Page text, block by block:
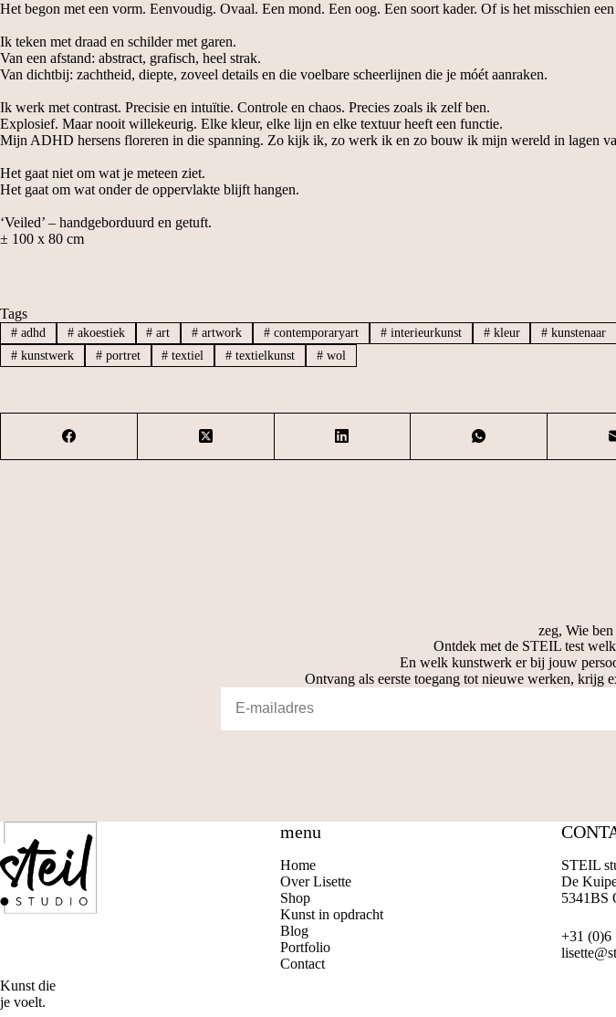
Het begon met een vorm. Eenvoudig. Ovaal. Een mond. Een oog. Een soort kader. Of is het misschien
Ik teken met draad en schilder met garen.
Van een afstand: abstract, grafisch, heel strak.
Van dichtbij: zachtheid, diepte, zoveel details en die voelbare scheerlijnen die je móét aanraken.
Ik werk met contrast. Precisie en intuïtie. Controle en chaos. Precies zoals ik zelf ben.
Explosief. Maar nooit willekeurig. Elke kleur, elke lijn en elke textuur heeft een functie.
Mijn ADHD hersens floreren in die spanning. Zo kijk ik, zo werk ik en zo bouw ik mijn wereld in lagen
Het gaat niet om wat je meteen ziet.
Het gaat om wat onder de oppervlakte blijft hangen.
‘Veiled’ – handgeborduurd en getuft.
± 100 x 80 cm
Tags
#adhd #akoestiek # art # artwork # contemporaryart #interieurkunst #kleur # kunstenaar
#kunstwerk #portret # textiel # textielkunst # wol
zeg, Wie
Ontdek met de STEIL test
En welk kunstwerk er bij jouw
Ontvang als eerste toegang tot nieuwe werken, krijg
Kunst die
je voelt.
menu
Home
Over Lisette
Shop
Kunst in opdracht
Blog
Portfolio
Contact
STEIL
De
5341BS
+31 (0)6